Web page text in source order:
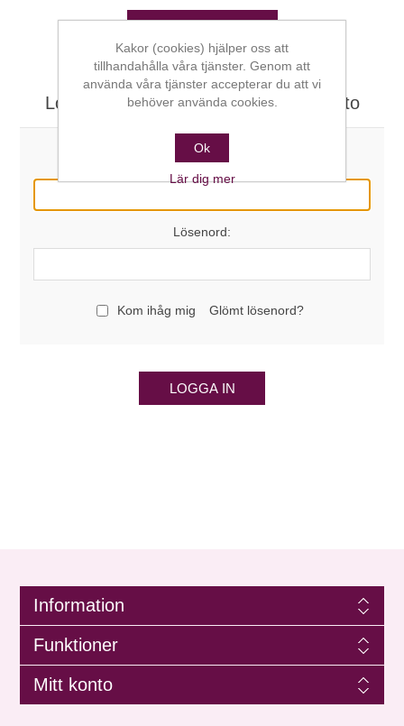
Logga in här om du redan har ett konto
E-post:
Lösenord:
Kom ihåg mig Glömt lösenord?
LOGGA IN
Information
Funktioner
Mitt konto
Kakor (cookies) hjälper oss att
tillhandahålla våra tjänster. Genom att
använda våra tjänster accepterar du att vi
behöver använda cookies.
Ok
Lär dig mer